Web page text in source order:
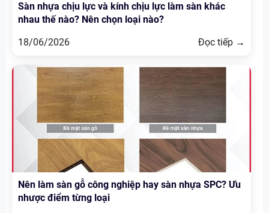
Sàn nhựa chịu lực và kính chịu lực làm sàn khác
nhau thế nào? Nên chọn loại nào?
18/06/2026
Đọc tiếp →
Nên làm sàn gỗ công nghiệp hay sàn nhựa SPC? Ưu
nhược điểm từng loại